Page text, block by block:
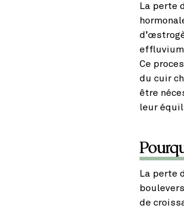
La perte
effluvium
Ce
du cuir
être
leur
La perte
de